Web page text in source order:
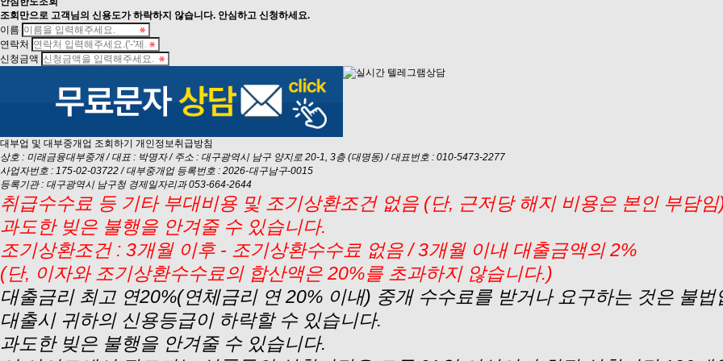
조회만으로 고객님의 신용도가 하락하지 않습니다. 안심하고 신청하세요.
이름
연락처
신청금액
대부업 및 대부중개업 조회하기 개인정보취급방침
상호 : 미래금융대부중개 / 대표 : 박명자 / 주소 : 대구광역시 남구 양지로 20-1, 3층 (대명동) / 대표번호 : 010-5473-2277
사업자번호 : 175-02-03722 / 대부중개업 등록번호 : 2026-대구남구-0015
등록기관 : 대구광역시 남구청 경제일자리과 053-664-2644
취급수수료 등 기타 부대비용 및 조기상환조건 없음 (단, 근저당 해지 비용은 본인 부담임
과도한 빚은 불행을 안겨줄 수 있습니다.
조기상환조건 : 3개월 이후 - 조기상환수수료 없음 / 3개월 이내 대출금액의 2%
(단, 이자와 조기상환수수료의 합산액은 20%를 초과하지 않습니다.)
대출금리 최고 연20%(연체금리 연 20% 이내) 중개 수수료를 받거나 요구하는 것은 불법
대출시 귀하의 신용등급이 하락할 수 있습니다.
과도한 빚은 불행을 안겨줄 수 있습니다.